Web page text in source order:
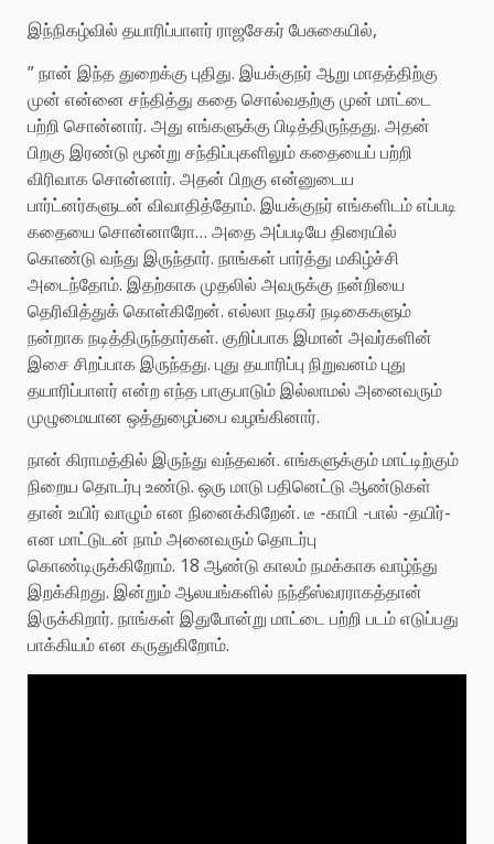
இந்நிகழ்வில் தயாரிப்பாளர் ராஜசேகர் பேசுகையில்,
” நான் இந்த துறைக்கு புதிது. இயக்குநர் ஆறு மாதத்திற்கு
முன் என்னை சந்தித்து கதை சொல்வதற்கு முன் மாட்டை
பற்றி சொன்னார். அது எங்களுக்கு பிடித்திருந்தது. அதன்
பிறகு இரண்டு மூன்று சந்திப்புகளிலும் கதையைப் பற்றி
விரிவாக சொன்னார். அதன் பிறகு என்னுடைய
பார்ட்னர்களுடன் விவாதித்தோம். இயக்குநர் எங்களிடம் எப்படி
கதையை சொன்னாரோ… அதை அப்படியே திரையில்
கொண்டு வந்து இருந்தார். நாங்கள் பார்த்து மகிழ்ச்சி
அடைந்தோம். இதற்காக முதலில் அவருக்கு நன்றியை
தெரிவித்துக் கொள்கிறேன். எல்லா நடிகர் நடிகைகளும்
நன்றாக நடித்திருந்தார்கள். குறிப்பாக இமான் அவர்களின்
இசை சிறப்பாக இருந்தது. புது தயாரிப்பு நிறுவனம் புது
தயாரிப்பாளர் என்ற எந்த பாகுபாடும் இல்லாமல் அனைவரும்
முழுமையான ஒத்துழைப்பை வழங்கினார்.
நான் கிராமத்தில் இருந்து வந்தவன். எங்களுக்கும் மாட்டிற்கும்
நிறைய தொடர்பு உண்டு. ஒரு மாடு பதினெட்டு ஆண்டுகள்
தான் உயிர் வாழும் என நினைக்கிறேன். டீ -காபி -பால் -தயிர்-
என மாட்டுடன் நாம் அனைவரும் தொடர்பு
கொண்டிருக்கிறோம். 18 ஆண்டு காலம் நமக்காக வாழ்ந்து
இறக்கிறது. இன்றும் ஆலயங்களில் நந்தீஸ்வரராகத்தான்
இருக்கிறார். நாங்கள் இதுபோன்று மாட்டை பற்றி படம் எடுப்பது
பாக்கியம் என கருதுகிறோம்.